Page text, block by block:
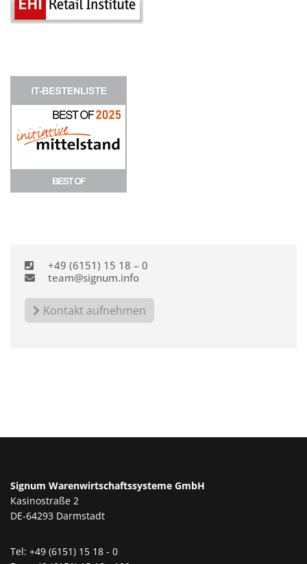
+49 (6151) 15 18 – 0
team@signum.info
Kontakt aufnehmen
Signum Warenwirtschaftssysteme GmbH
Kasinostraße 2
DE-64293 Darmstadt
Tel: +49 (6151) 15 18 - 0